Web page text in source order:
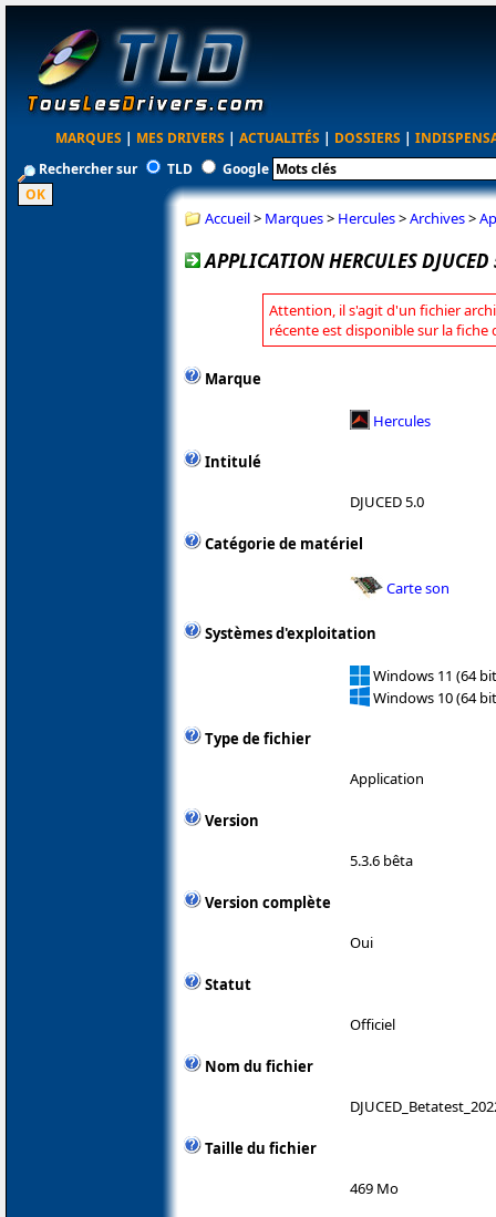
MARQUES | MES DRIVERS | ACTUALITÉS | DOSSIERS |
Rechercher sur
TLD Google
Accueil> Marques> Hercules>Archives>
APPLICATION HERCULES
Attention, il s'agit d'un fichier
récente est disponible sur la fiche
Marque
Hercules
Intitulé
DJUCED 5.0
Catégorie de matériel
Carte son
Systèmes d'exploitation
Windows 11 (64
Windows 10 (64
Type de fichier
Application
Version
5.3.6 bêta
Version complète
Oui
Statut
Officiel
Nom du fichier
Taille du fichier
469 Mo